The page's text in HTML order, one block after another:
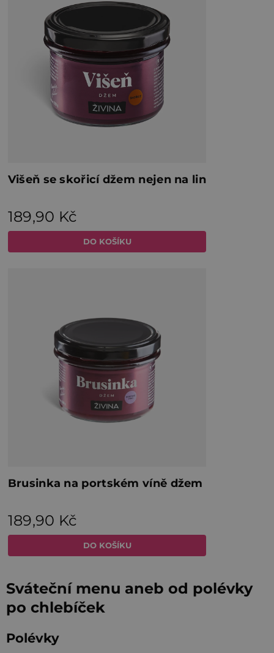
Sváteční menu aneb od polévky
po chlebíček
Polévky